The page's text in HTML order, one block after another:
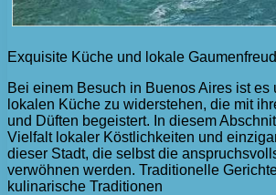
Exquisite Küche und lokale
Bei einem Besuch in Buenos Aires ist es
lokalen Küche zu widerstehen, die mit
und Düften begeistert. In diesem
Vielfalt lokaler Köstlichkeiten und
dieser Stadt, die selbst die
verwöhnen werden. Traditionelle
kulinarische Traditionen